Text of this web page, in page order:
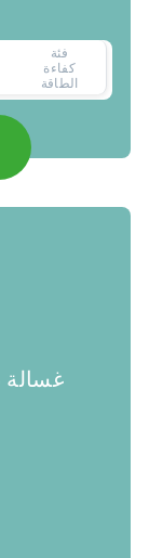
فئة
كفاءة
الطاقة